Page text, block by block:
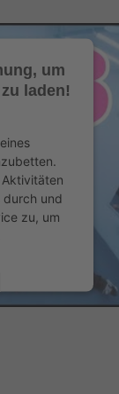
um
laden!
durch und
zu, um